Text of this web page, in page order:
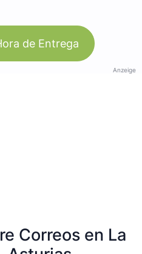
de Entrega
Anzeige
Correos en La